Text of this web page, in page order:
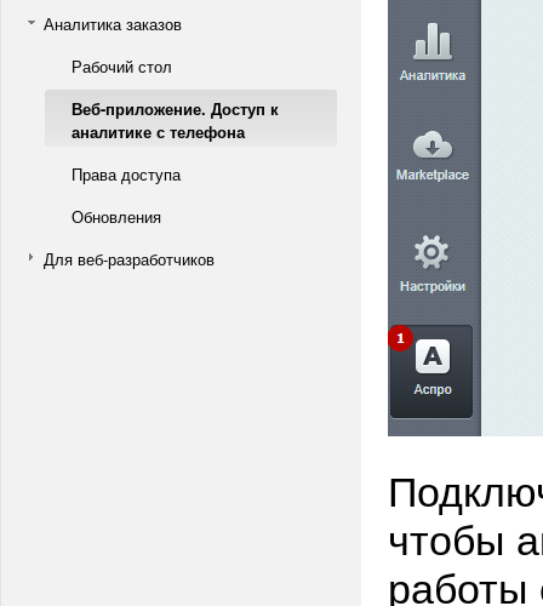
Аналитика заказов
Рабочий стол
Веб-приложение. Доступ к
аналитике с телефона
Права доступа
Обновления
Для веб-разработчиков
чтобы